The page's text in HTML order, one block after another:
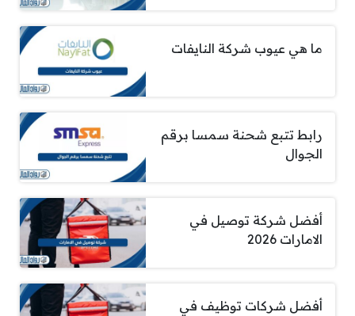
ما هي عيوب شركة النايفات
رابط تتبع شحنة سمسا برقم
الجوال
أفضل شركة توصيل في
الامارات 2026
أفضل شركات توظيف في